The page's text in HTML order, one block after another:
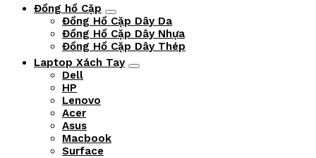
Đồng hồ Cặp
Đồng Hồ Cặp Dây Da
Đồng Hồ Cặp Dây Nhựa
Đồng Hồ Cặp Dây Thép
Laptop Xách Tay
Dell
HP
Lenovo
Acer
Asus
Macbook
Surface